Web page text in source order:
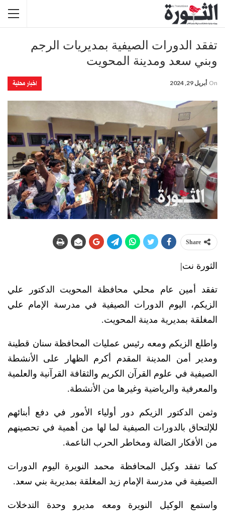
تفقد الدورات الصيفية بمديريات الرجم
وبني سعد ومدينة المحويت
اخبار محلية On أبريل 29, 2024
Share
الثورة نت|
تفقد أمين عام محلي محافظة المحويت الدكتور علي
الزيكم، اليوم الدورات الصيفية في مدرسة الإمام علي
المغلقة بمديرية مدينة المحويت.
واطلع الزيكم ومعه رئيس عمليات المحافظة سنان قطينة
ومدير أمن المدينة المقدم أكرم الظهار على الأنشطة
الصيفية في علوم القرآن الكريم والثقافة القرآنية والعلمية
والمعرفية والرياضية وغيرها من الأنشطة.
وثمن الدكتور الزيكم دور أولياء الأمور في دفع أبنائهم
للإلتحاق بالدورات الصيفية لما لها من أهمية في تحصينهم
من الأفكار الضالة ومخاطر الحرب الناعمة.
كما تفقد وكيل المحافظة محمد النويرة اليوم الدورات
الصيفية في مدرسة الإمام زيد المغلقة بمديرية بني سعد.
واستمع الوكيل النويرة ومعه مديرو وحدة التدخلات